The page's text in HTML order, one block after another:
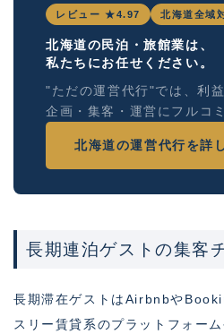
レビュー ★4.97 北海道全域
北海道の民泊・旅館業は、
私たちにお任せください。
"ただの運営代行"では、利
企画・集客・運営にフルコ
北海道の運営代行を詳
長期連泊ゲストの集客
長期滞在ゲストはAirbnbや
スリー賃貸系のプラットフォー